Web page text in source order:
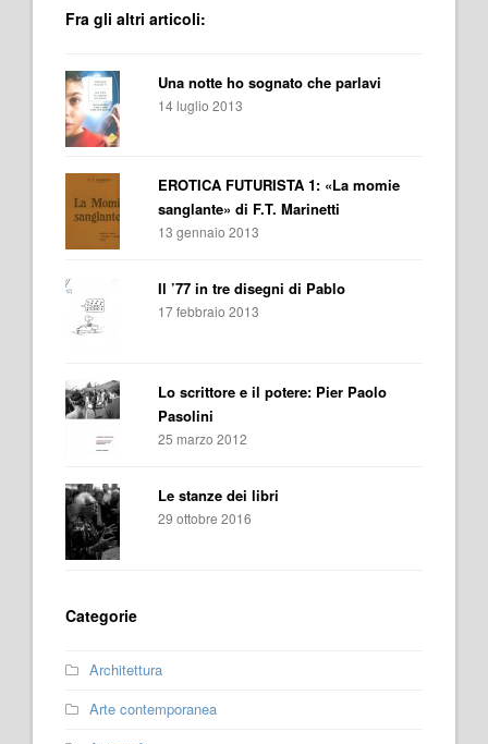
Fra gli altri articoli:
Una notte ho sognato che parlavi
14 luglio 2013
EROTICA FUTURISTA 1: «La momie
sanglante» di F.T. Marinetti
13 gennaio 2013
Il ’77 in tre disegni di Pablo
17 febbraio 2013
Lo scrittore e il potere: Pier Paolo
Pasolini
25 marzo 2012
Le stanze dei libri
29 ottobre 2016
Categorie
Architettura
Arte contemporanea